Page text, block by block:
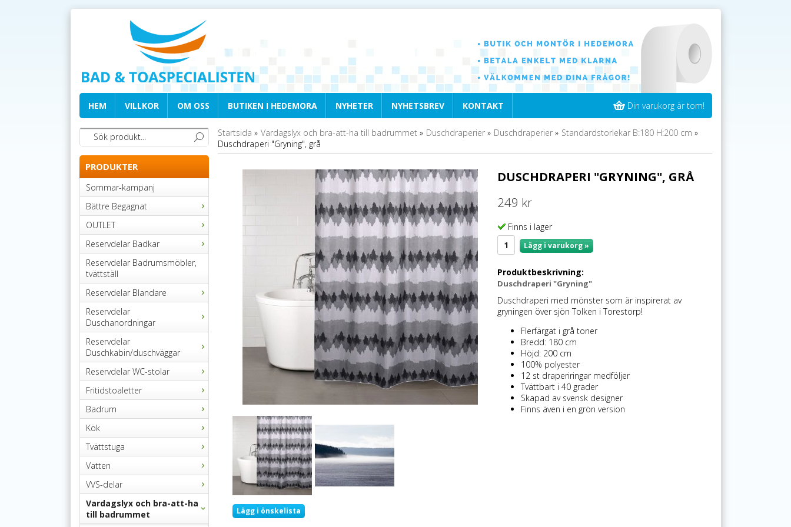
HEM VILLKOR OM OSS BUTIKEN I HEDEMORA NYHETER NYHETSBREV KONTAKT Din varukorg är tom!
PRODUKTER
Sommar-kampanj
Bättre Begagnat
OUTLET
Reservdelar Badkar
Reservdelar Badrumsmöbler,
tvättställ
Reservdelar Blandare
Reservdelar
Duschanordningar
Reservdelar
Duschkabin/duschväggar
Reservdelar WC-stolar
Fritidstoaletter
Badrum
Kök
Tvättstuga
Vatten
VVS-delar
Vardagslyx och bra-att-ha
till badrummet
Startsida » Vardagslyx och bra-att-ha till badrummet» Duschdraperier» Duschdraperier» Standardstorlekar B:180 H:200 cm »
Duschdraperi "Gryning", grå
Lägg i önskelista
DUSCHDRAPERI "GRYNING", GRÅ
249 kr
Finns i lager
Lägg i varukorg »
Produktbeskrivning:
Duschdraperi "Gryning"
Duschdraperi med mönster som är inspirerat av
gryningen över sjön Tolken i Torestorp!
Flerfärgat i grå toner
Bredd: 180 cm
Höjd: 200 cm
100% polyester
12 st draperiringar medföljer
Tvättbart i 40 grader
Skapad av svensk designer
Finns även i en grön version